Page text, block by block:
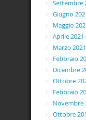
Settembre
Giugno
Maggio
Aprile 2021
Marzo 2021
Febbraio
Dicembre
Ottobre
Febbraio
Novembre
Ottobre